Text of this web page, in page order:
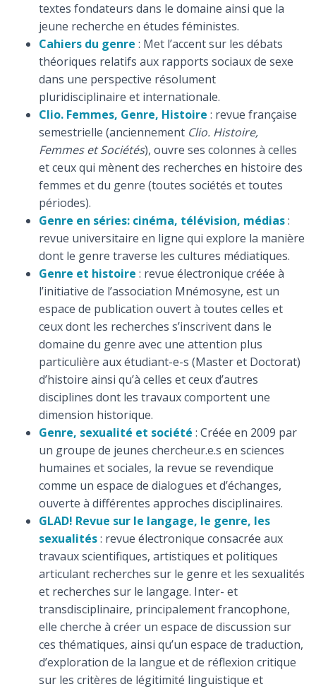
textes fondateurs dans le domaine ainsi que la
jeune recherche en études féministes.
Cahiers du genre : Met l’accent sur les débats
théoriques relatifs aux rapports sociaux de sexe
dans une perspective résolument
pluridisciplinaire et internationale.
Clio. Femmes, Genre, Histoire : revue française
semestrielle (anciennement Clio. Histoire,
Femmes et Sociétés), ouvre ses colonnes à celles
et ceux qui mènent des recherches en histoire des
femmes et du genre (toutes sociétés et toutes
périodes).
Genre en séries: cinéma, télévision, médias:
revue universitaire en ligne qui explore la manière
dont le genre traverse les cultures médiatiques.
Genre et histoire : revue électronique créée à
l’initiative de l’association Mnémosyne, est un
espace de publication ouvert à toutes celles et
ceux dont les recherches s’inscrivent dans le
domaine du genre avec une attention plus
particulière aux étudiant-e-s (Master et Doctorat)
d’histoire ainsi qu’à celles et ceux d’autres
disciplines dont les travaux comportent une
dimension historique.
Genre, sexualité et société : Créée en 2009 par
un groupe de jeunes chercheur.e.s en sciences
humaines et sociales, la revue se revendique
comme un espace de dialogues et d’échanges,
ouverte à différentes approches disciplinaires.
GLAD! Revue sur le langage, le genre, les
sexualités: revue électronique consacrée aux
travaux scientifiques, artistiques et politiques
articulant recherches sur le genre et les sexualités
et recherches sur le langage. Inter- et
transdisciplinaire, principalement francophone,
elle cherche à créer un espace de discussion sur
ces thématiques, ainsi qu’un espace de traduction,
d’exploration de la langue et de réflexion critique
sur les critères de légitimité linguistique et